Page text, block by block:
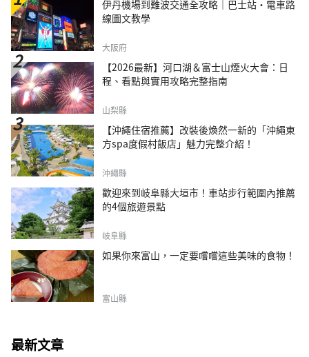
伊丹機場到難波交通全攻略｜巴士站・電車路
線圖文教學
大阪府
【2026最新】河口湖＆富士山煙火大會：日
程、看點與實用攻略完整指南
山梨縣
【沖繩住宿推薦】改裝後煥然一新的「沖繩東
方spa度假村飯店」魅力完整介紹！
沖繩縣
歡迎來到岐阜縣大垣市！車站步行範圍內推薦
的4個旅遊景點
岐阜縣
如果你來富山，一定要嚐嚐這些美味的食物！
富山縣
最新文章